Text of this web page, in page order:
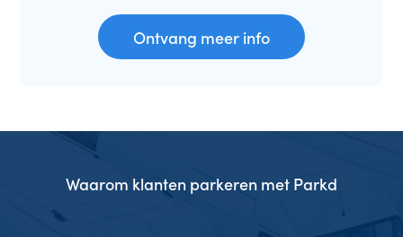
Ontvang meer info
Waarom klanten parkeren met Parkd